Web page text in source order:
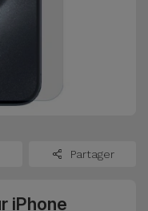
Partager
iPhone